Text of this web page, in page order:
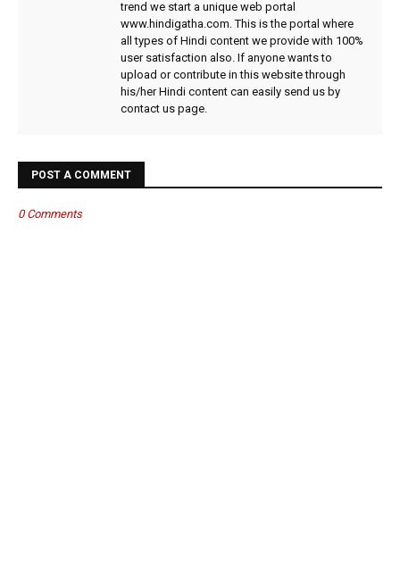
trend we start a unique web portal
www.hindigatha.com. This is the portal where
all types of Hindi content we provide with 100%
user satisfaction also. If anyone wants to
upload or contribute in this website through
his/her Hindi content can easily send us by
contact us page.
POST A COMMENT
0 Comments